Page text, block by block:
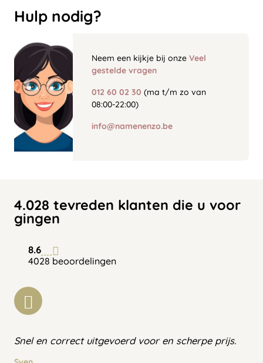
Hulp nodig?
Neem een kijkje bij onze Veel
gestelde vragen
012 60 02 30 (ma t/m zo van
08:00-22:00)
info@namenenzo.be
4.028 tevreden klanten die u voor
gingen
8.6
4028 beoordelingen
Snel en correct uitgevoerd voor en scherpe prijs.